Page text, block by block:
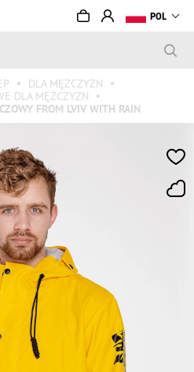
POL
DLA MĘŻCZYZN
DLA MĘŻCZYZN
FROM LVIV WITH RAIN